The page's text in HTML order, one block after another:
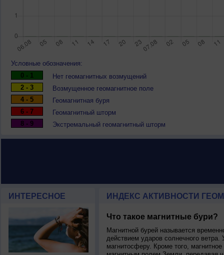
Условные обозначения:
0 - 1
Нет геомагнитных возмущений
2 - 3
Возмущенное геомагнитное поле
4 - 5
Геомагнитная буря
6 - 7
Геомагнитный шторм
8 - 9
Экстремальный геомагнитный шторм
ИНТЕРЕСНОЕ ИНДЕКС АКТИВНОСТИ
Что такое магнитные бури?
Магнитной бурей называется
действием ударов солнечного ветра.
магнитосферу. Кроме того,